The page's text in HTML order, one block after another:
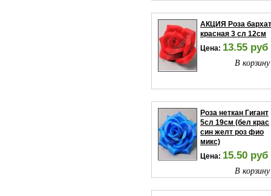
В
АКЦИЯ Роза бархат
красная 3 сл 12см
Цена: 13.55 руб
В
Роза неткан Гигант
5сл 19см (бел крас
син желт роз фио
микс)
Цена: 15.50 руб
В